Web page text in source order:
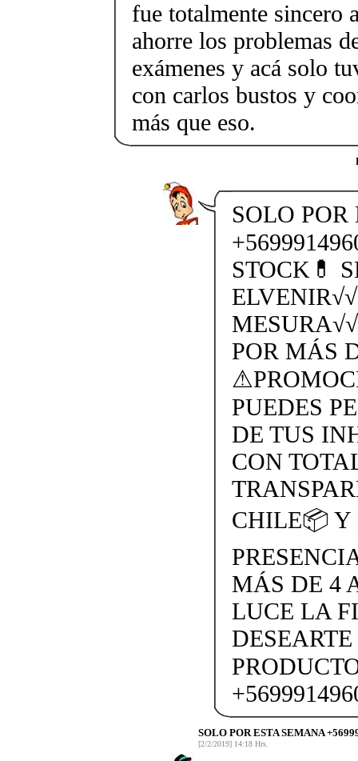
fue totalmente sincero
ahorre los problemas
exámenes y acá solo
con carlos bustos y
más que eso.
SOLO
STOCK💊
POR MÁS
PUEDES
DE TUS
CON
CHILE📦 Y
MÁS DE 4
LUCE LA
SOLO POR ESTA SEMANA
[2/2/2019] 14:18 Hrs.